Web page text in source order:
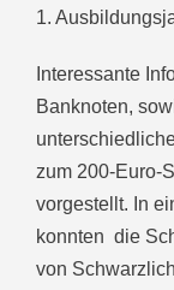
1.
Interessante
Banknoten,
zum 200-Euro-
vorgestellt. In
konnten die
von